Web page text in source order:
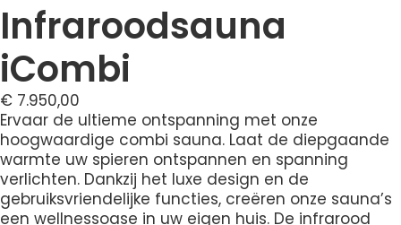
Infraroodsauna
iCombi
€ 7.950,00
Ervaar de ultieme ontspanning met onze
hoogwaardige combi sauna. Laat de diepgaande
warmte uw spieren ontspannen en spanning
verlichten. Dankzij het luxe design en de
gebruiksvriendelijke functies, creëren onze sauna’s
een wellnessoase in uw eigen huis. De infrarood